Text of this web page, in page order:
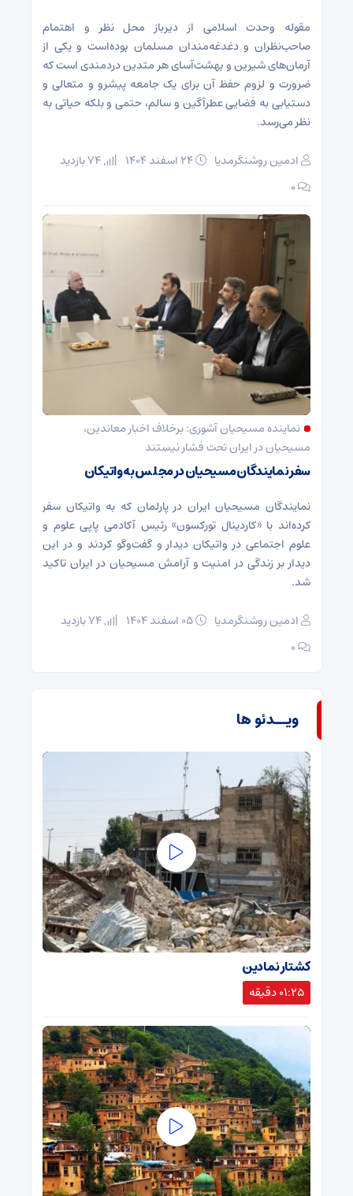
مقوله‌ وحدت اسلامی از دیرباز محل نظر و اهتمام
صاحب‌نظران و دغدغه‌مندان مسلمان بوده‌است و یکی از
آرمان‌‌های شیرین و بهشت‌آسای هر متدین دردمندی است که
ضرورت و لزوم حفظ آن برای یک جامعه‌ پیشرو و متعالی و
دستیابی به فضایی عطرآگین و سالم‌‌‌، حتمی و بلکه حیاتی‌ به
نظر می‌رسد.
ادمین روشنگرمدیا
۰
نماینده مسیحیان آشوری: برخلاف اخبار معاندین،
مسیحیان در ایران تحت فشار نیستند
سفر نمایندگان مسیحیان در مجلس به واتیکان
نمایندگان مسیحیان ایران در پارلمان که به واتیکان سفر
کرده‌اند با «کاردینال تورکسون» رئیس آکادمی پاپی علوم و
علوم اجتماعی در واتیکان دیدار و گفت‌وگو کردند و در این
دیدار بر زندگی در امنیت و آرامش مسیحیان در ایران تاکید
شد.
ادمین روشنگرمدیا
۰
ویــدئو ها
کشتار نمادین
01:25 دقیقه